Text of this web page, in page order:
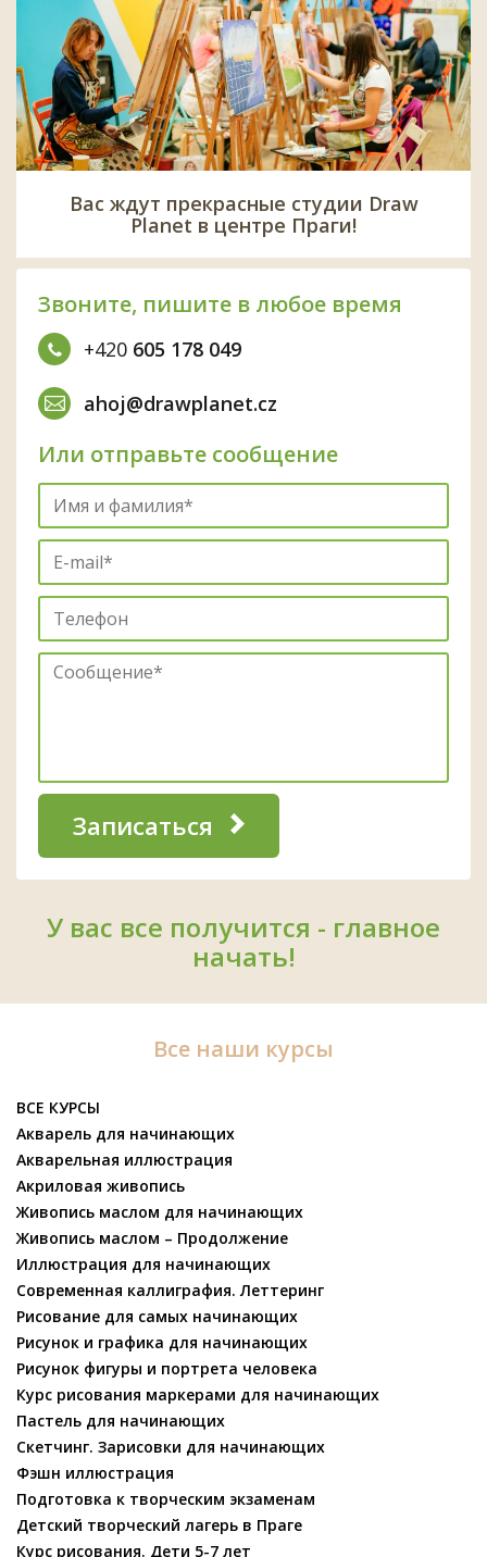
Вас ждут прекрасные студии Draw
Planet в центре Праги!
Звоните, пишите в любое время
+420 605 178 049
ahoj@drawplanet.cz
Или отправьте сообщение
Записаться
У вас все получится - главное
начать!
Все наши курсы
ВСЕ КУРСЫ
Акварель для начинающих
Акварельная иллюстрация
Акриловая живопись
Живопись маслом для начинающих
Живопись маслом – Продолжение
Иллюстрация для начинающих
Современная каллиграфия. Леттеринг
Рисование для самых начинающих
Рисунок и графика для начинающих
Рисунок фигуры и портрета человека
Курс рисования маркерами для начинающих
Пастель для начинающих
Скетчинг. Зарисовки для начинающих
Фэшн иллюстрация
Подготовка к творческим экзаменам
Детский творческий лагерь в Праге
Курс рисования. Дети 5-7 лет